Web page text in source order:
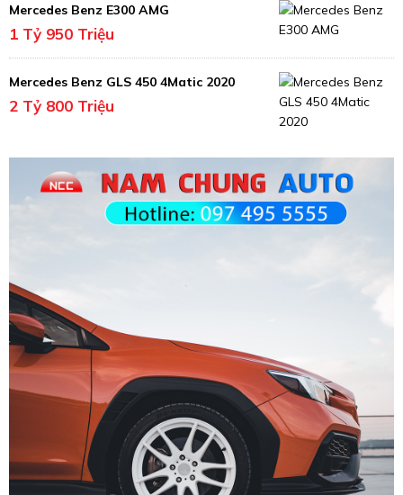
Mercedes Benz E300 AMG
1 Tỷ 950 Triệu
Mercedes Benz GLS 450 4Matic 2020
2 Tỷ 800 Triệu